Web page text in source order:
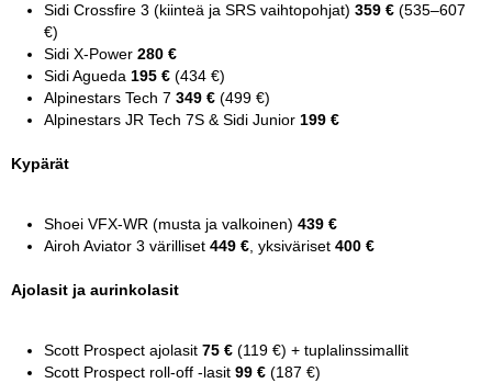
Sidi Crossfire 3 (kiinteä ja SRS vaihtopohjat) 359 € (535–607
€)
Sidi X-Power 280 €
Sidi Agueda 195 € (434 €)
Alpinestars Tech 7 349 € (499 €)
Alpinestars JR Tech 7S & Sidi Junior 199 €
Kypärät
Shoei VFX-WR (musta ja valkoinen) 439 €
Airoh Aviator 3 värilliset 449 € , yksiväriset 400 €
Ajolasit ja aurinkolasit
Scott Prospect ajolasit 75 € (119 €) + tuplalinssimallit
Scott Prospect roll-off -lasit 99 € (187 €)